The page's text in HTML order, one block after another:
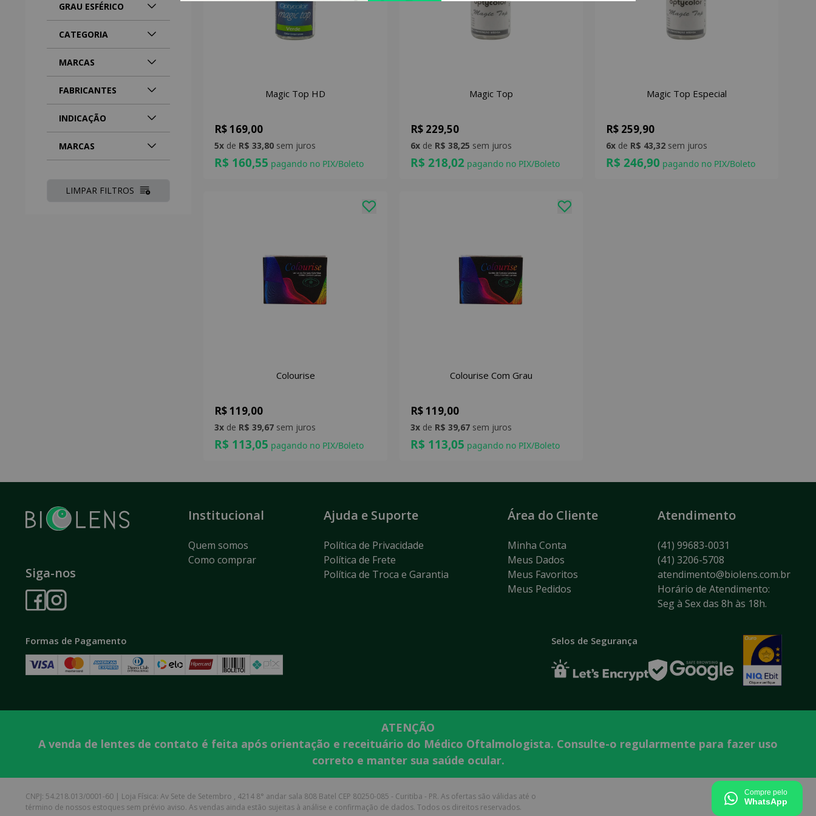
GRAU ESFÉRICO
CATEGORIA
MARCAS
FABRICANTES
INDICAÇÃO
MARCAS
LIMPAR FILTROS
Magic Top HD
R$ 169,00
5x de R$ 33,80 sem juros
R$ 160,55 pagando no PIX/Boleto
Magic Top
R$ 229,50
6xde R$ 38,25 sem juros
R$ 218,02pagando no PIX/Boleto
Magic Top Especial
R$ 259,90
6xde R$ 43,32sem juros
R$ 246,90 pagando no PIX/Boleto
Colourise
R$ 119,00
3x de R$ 39,67 sem juros
R$ 113,05 pagando no PIX/Boleto
Colourise Com Grau
R$ 119,00
3xde R$ 39,67sem juros
R$ 113,05 pagando no PIX/Boleto
Siga-nos
Institucional
Quem somos
Como comprar
Ajuda e Suporte
Política de Privacidade
Política de Frete
Política de Troca e Garantia
Área do Cliente
Minha Conta
Meus Dados
Meus Favoritos
Meus Pedidos
Atendimento
(41) 99683-0031
(41) 3206-5708
atendimento@biolens.com.br
Horário de Atendimento:
Seg à Sex das 8h às 18h.
Formas de Pagamento Selos de Segurança
ATENÇÃO
A venda de lentes de contato é feita após orientação e receituário do Médico Oftalmologista. Consulte-o regularmente para fazer uso
correto e manter sua saúde ocular.
CNPJ: 54.218.013/0001-60 | Loja Física: Av Sete de Setembro , 4214 8° andar sala 808 Batel CEP 80250-085 - Curitiba - PR. As ofertas são válidas até o
término de nossos estoques sem prévio aviso. As vendas ainda estão sujeitas à análise e confirmação de dados. Todos os direitos reservados.
Tecnologia